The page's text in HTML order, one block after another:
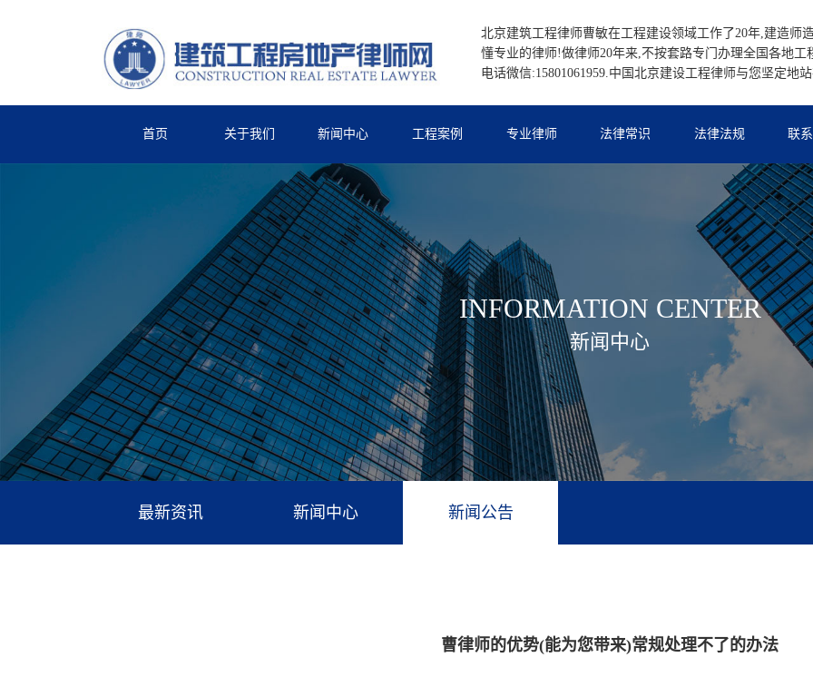
北京建筑工程律师曹敏在工程建设领域工作了20年,建造师
懂专业的律师!做律师20年来,不按套路专门办理全国各地工
电话微信:15801061959.中国北京建设工程律师与您坚定地
首页 关于我们 新闻中心 工程案例 专业律师 法律常识 法律法规 联
INFORMATION CENTER
新闻中心
最新资讯 新闻中心 新闻公告
曹律师的优势(能为您带来)常规处理不了的办法